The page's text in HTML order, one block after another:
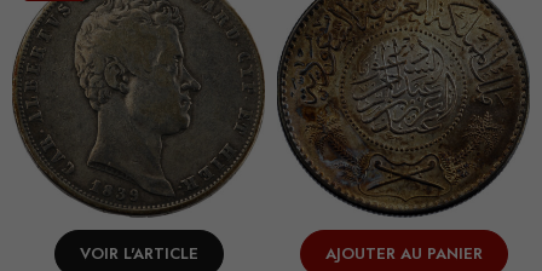
AJOUTER AU PANIER VOIR L'ARTICLE